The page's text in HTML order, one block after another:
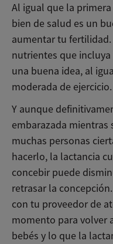
Al igual que la
bien de salud es un
aumentar tu
nutrientes que
una buena idea, al
moderada de ejercicio.
Y aunque
embarazada mientras
muchas personas
hacerlo, la lactancia
concebir puede
retrasar la
con tu proveedor de
momento para volver
bebés y lo que la